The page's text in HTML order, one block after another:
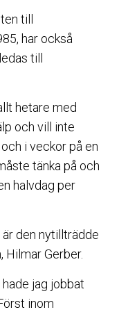
till
har också
till
hetare med
och vill inte
i veckor på en
tänka på och
halvdag per
den nytillträdde
Hilmar Gerber.
jag jobbat
inom